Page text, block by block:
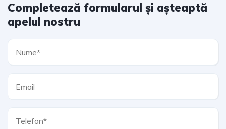
Completează formularul și așteaptă
apelul nostru